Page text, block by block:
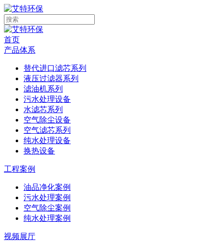
首页
产品体系
替代进口滤芯系列
液压过滤器系列
滤油机系列
污水处理设备
水滤芯系列
空气除尘设备
空气滤芯系列
纯水处理设备
换热设备
工程案例
油品净化案例
污水处理案例
空气除尘案例
纯水处理案例
视频展厅